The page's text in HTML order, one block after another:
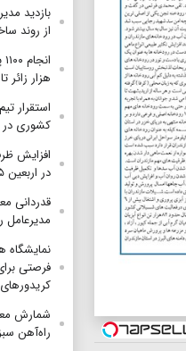
بازدید
از روند
هزار زائر تا ۱۲ مرداد
استقرار
کشوری در
در اربعین ۱۴۰۵
قدردانی
مدیرعامل
فرصتی
شمارش
راه‌آهن